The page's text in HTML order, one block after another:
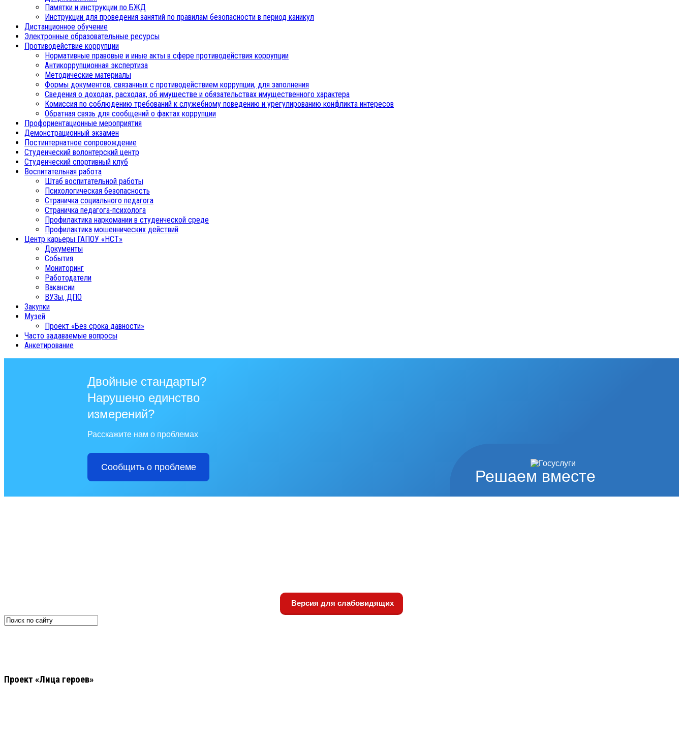
Памятки и инструкции по БЖД
Инструкции для проведения занятий по правилам безопасности в период каникул
Дистанционное обучение
Электронные образовательные ресурсы
Противодействие коррупции
Нормативные правовые и иные акты в сфере противодействия коррупции
Антикоррупционная экспертиза
Методические материалы
Формы документов, связанных с противодействием коррупции, для заполнения
Сведения о доходах, расходах, об имуществе и обязательствах имущественного характера
Комиссия по соблюдению требований к служебному поведению и урегулированию конфликта интересов
Обратная связь для сообщений о фактах коррупции
Профориентационные мероприятия
Демонстрационный экзамен
Постинтернатное сопровождение
Студенческий волонтерский центр
Студенческий спортивный клуб
Воспитательная работа
Штаб воспитательной работы
Психологическая безопасность
Страничка социального педагога
Страничка педагога-психолога
Профилактика наркомании в студенческой среде
Профилактика мошеннических действий
Центр карьеры ГАПОУ «НСТ»
Документы
События
Мониторинг
Работодатели
Вакансии
ВУЗы, ДПО
Закупки
Музей
Проект «Без срока давности»
Часто задаваемые вопросы
Анкетирование
Решаем вместе
Двойные стандарты?
Нарушено единство
измерений?
Расскажите нам о проблемах
Сообщить о проблеме
Версия для слабовидящих
Проект «Лица героев»